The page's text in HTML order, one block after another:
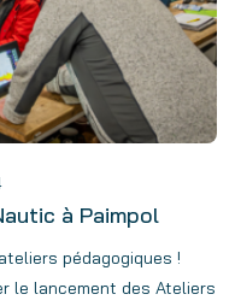
à Paimpol
pédagogiques !
le lancement des Ateliers